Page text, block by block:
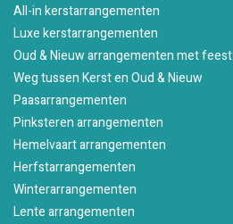
All-in kerstarrangementen
Luxe kerstarrangementen
Oud & Nieuw arrangementen met feest
Weg tussen Kerst en Oud & Nieuw
Paasarrangementen
Pinksteren arrangementen
Hemelvaart arrangementen
Herfstarrangementen
Winterarrangementen
Lente arrangementen